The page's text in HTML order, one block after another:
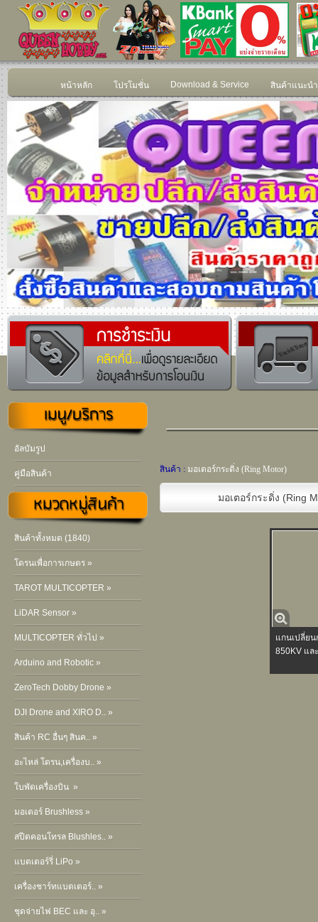
หน้าหลัก โปรโมชั่น Download & Service สินค้าแนะนำ
อัลบัมรูป
คู่มือสินค้า
สินค้าทั้งหมด (1840)
โดรนเพื่อการเกษตร »
TAROT MULTICOPTER »
LiDAR Sensor »
MULTICOPTER ทั่วไป »
Arduino and Robotic »
ZeroTech Dobby Drone »
DJI Drone and XIRO D.. »
สินค้า RC อื่นๆ สินค.. »
อะไหล่ โดรน,เครื่องบ.. »
ใบพัดเครื่องบิน »
มอเตอร์ Brushless »
สปีดคอนโทรล Blushles.. »
แบตเตอร์รี่ LiPo »
เครื่องชาร์ทแบตเตอร์.. »
ชุดจ่ายไฟ BEC และ อุ.. »
สินค้า : มอเตอร์กระดิ่ง (Ring Motor)
มอเตอร์กระดิ่ง (Ring
แกนเปลี่ยน
850KV แล